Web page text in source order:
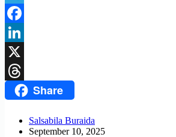
Telegram
Facebook
LinkedIn
X
ThreadsShare
Salsabila Buraida
September 10, 2025